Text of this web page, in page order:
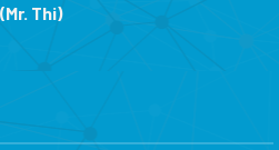
(Mr. Thi)